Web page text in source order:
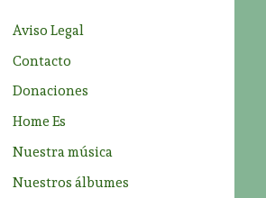
:
Aviso Legal
Contacto
Donaciones
Home Es
Nuestra música
Nuestros álbumes